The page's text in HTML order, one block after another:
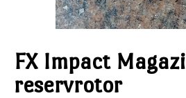
FX Impact
reservrotor